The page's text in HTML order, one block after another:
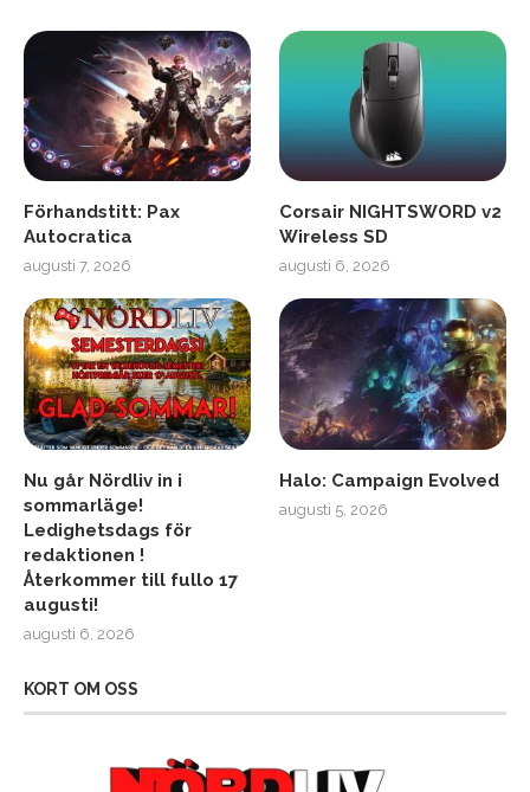
Förhandstitt: Pax
Autocratica
augusti 7, 2026
Corsair NIGHTSWORD v2
Wireless SD
augusti 6, 2026
Nu går Nördliv in i
sommarläge!
Ledighetsdags för
redaktionen !
Återkommer till fullo 17
augusti!
augusti 6, 2026
Halo: Campaign Evolved
augusti 5, 2026
KORT OM OSS